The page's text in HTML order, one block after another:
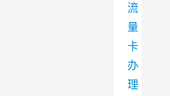
流
量
卡
办
理